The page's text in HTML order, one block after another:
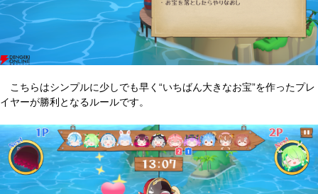
こちらはシンプルに少しでも早く“いちばん大きなお宝”を作ったプレ
イヤーが勝利となるルールです。